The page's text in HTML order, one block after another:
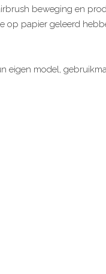
beweging en
op papier geleerd
model,